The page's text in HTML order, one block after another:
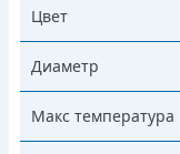
Цвет
Диаметр
Макс температура